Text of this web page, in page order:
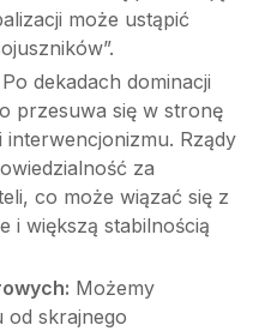
może ustąpić
Po dekadach dominacji
przesuwa się w stronę
Rządy
za
co może wiązać się z
i większą stabilnością
Możemy
od skrajnego